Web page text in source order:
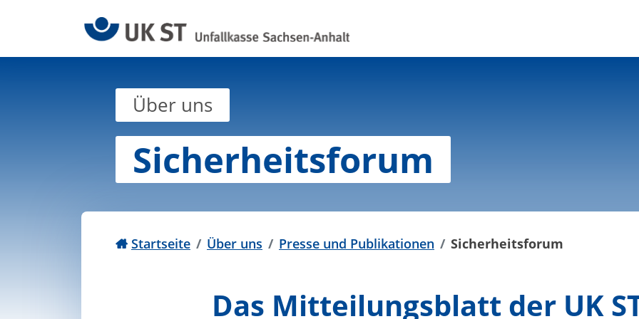
Über uns
Sicherheitsforum
Startseite Über uns Presse und Publikationen Sicherheitsforum
Das Mitteilungsblatt der UK